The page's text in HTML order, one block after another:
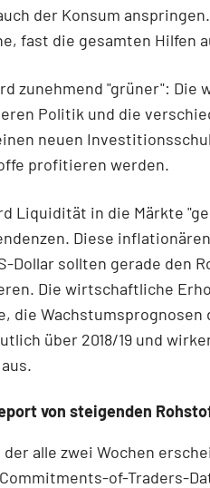
der Konsum
fast die gesamten Hilfen
zunehmend "grüner":
Politik und die
neuen
profitieren werden.
Liquidität in die Märkte
Diese
Dollar sollten gerade den
Die wirtschaftliche
die Wachstumsprognosen
über 2018/19 und
von steigenden
der alle zwei Wochen
of-Traders-